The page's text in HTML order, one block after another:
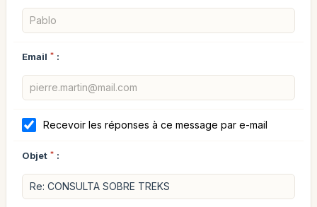
Email * :
Recevoir les réponses à ce message par e-mail
Objet * :